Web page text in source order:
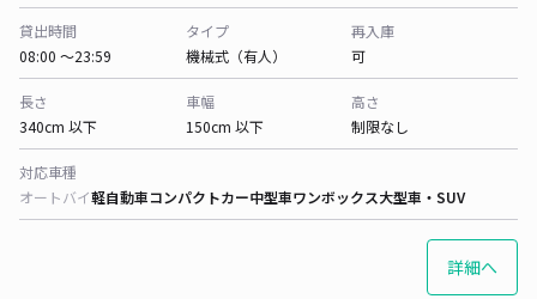
貸出時間
08:00 〜23:59
タイプ
機械式（有人）
再入庫
可
長さ
340cm 以下
車幅
150cm 以下
高さ
制限なし
対応車種
オートバイ軽自動車コンパクトカー中型車ワンボックス大型車・SUV
詳細へ